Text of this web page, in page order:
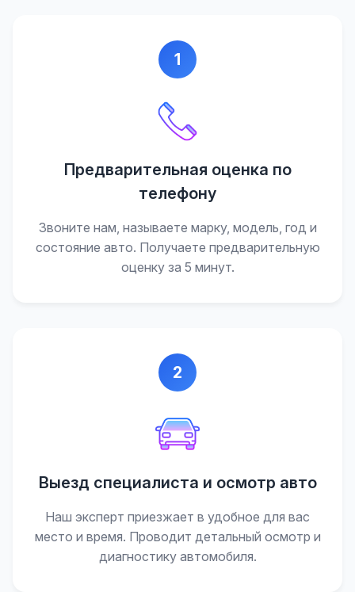
1
Предварительная оценка по
телефону
Звоните нам, называете марку, модель, год и
состояние авто. Получаете предварительную
оценку за 5 минут.
2
Выезд специалиста и осмотр авто
Наш эксперт приезжает в удобное для вас
место и время. Проводит детальный осмотр и
диагностику автомобиля.